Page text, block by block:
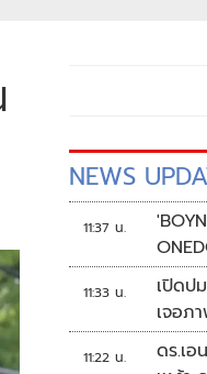
NEWS
11:37 น.
11:33 น.
เปิดป
เจอภ
11:22 น.
ดร.เอ